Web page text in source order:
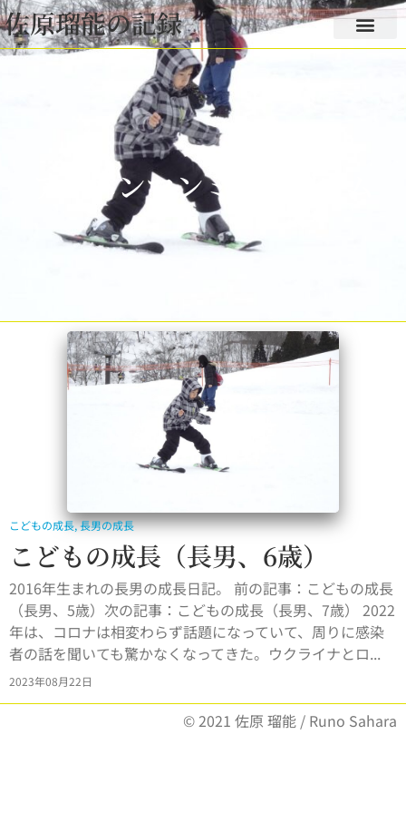
佐原瑠能の記録
アンパンマンミュージアム
こどもの成長,長男の成長
こどもの成長（長男、6歳）
2016年生まれの長男の成長日記。 前の記事：こどもの成長
（長男、5歳）次の記事：こどもの成長（長男、7歳） 2022
年は、コロナは相変わらず話題になっていて、周りに感染
者の話を聞いても驚かなくなってきた。ウクライナとロ...
2023年08月22日
© 2021 佐原 瑠能 / Runo Sahara